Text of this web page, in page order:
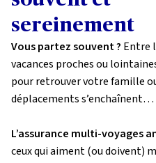
sereinement
Vous partez souvent ? Entre
vacances proches ou
pour retrouver votre famille
déplacements s’enchaînent…
L’assurance multi-voyages
ceux qui aiment (ou doivent)